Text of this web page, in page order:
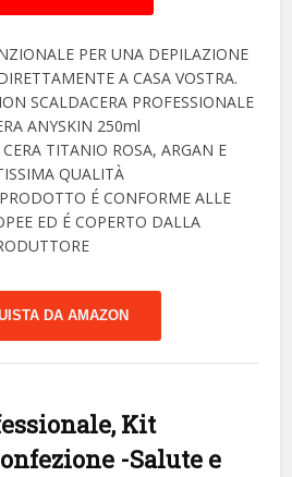
PER UNA DEPILAZIONE
A CASA VOSTRA.
SCALDACERA PROFESSIONALE
ANYSKIN 250ml
TITANIO ROSA, ARGAN E
QUALITÀ
É CONFORME ALLE
ED É COPERTO DALLA
DA AMAZON
Kit
-Salute e